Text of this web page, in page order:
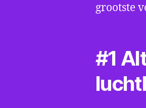
grootste
#1